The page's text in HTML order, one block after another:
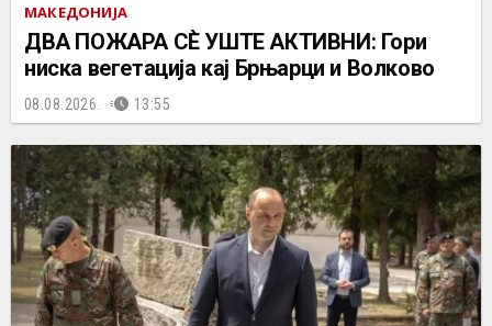
МАКЕДОНИЈА
ДВА ПОЖАРА СÈ УШТЕ АКТИВНИ: Гори
ниска вегетација кај Брњарци и Волково
08.08.2026. 13:55